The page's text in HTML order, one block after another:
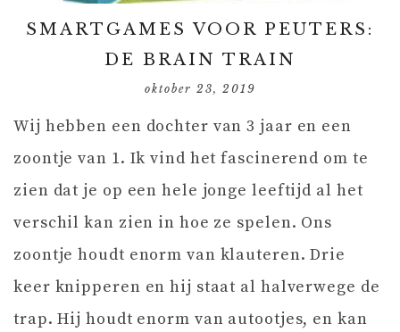
SMARTGAMES VOOR PEUTERS:
DE BRAIN TRAIN
oktober 23, 2019
Wij hebben een dochter van 3 jaar en een
zoontje van 1. Ik vind het fascinerend om te
zien dat je op een hele jonge leeftijd al het
verschil kan zien in hoe ze spelen. Ons
zoontje houdt enorm van klauteren. Drie
keer knipperen en hij staat al halverwege de
trap. Hij houdt enorm van autootjes, en kan